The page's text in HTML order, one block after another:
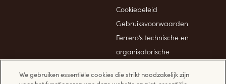
Cookiebeleid
Gebruiksvoorwaarden
Ferrero’s technische en
organisatorische
We gebruiken essentiële cookies die strikt noodzakelijk zijn